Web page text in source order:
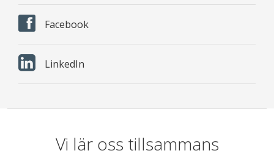
Facebook
LinkedIn
Vi lär oss tillsammans